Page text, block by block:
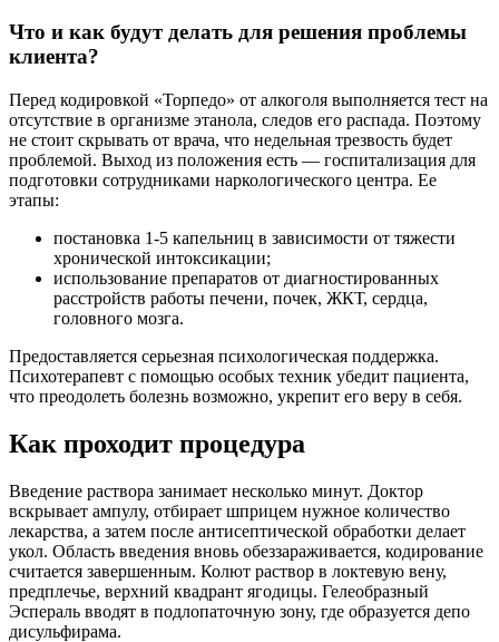
Что и как будут делать для решения проблемы
клиента?
Перед кодировкой «Торпедо» от алкоголя выполняется тест на
отсутствие в организме этанола, следов его распада. Поэтому
не стоит скрывать от врача, что недельная трезвость будет
проблемой. Выход из положения есть — госпитализация для
подготовки сотрудниками наркологического центра. Ее
этапы:
постановка 1-5 капельниц в зависимости от тяжести
хронической интоксикации;
использование препаратов от диагностированных
расстройств работы печени, почек, ЖКТ, сердца,
головного мозга.
Предоставляется серьезная психологическая поддержка.
Психотерапевт с помощью особых техник убедит пациента,
что преодолеть болезнь возможно, укрепит его веру в себя.
Как проходит процедура
Введение раствора занимает несколько минут. Доктор
вскрывает ампулу, отбирает шприцем нужное количество
лекарства, а затем после антисептической обработки делает
укол. Область введения вновь обеззараживается, кодирование
считается завершенным. Колют раствор в локтевую вену,
предплечье, верхний квадрант ягодицы. Гелеобразный
Эспераль вводят в подлопаточную зону, где образуется депо
дисульфирама.